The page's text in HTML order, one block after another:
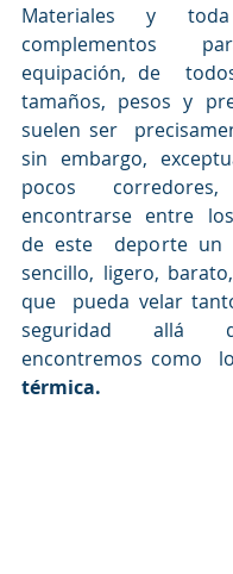
Materiales y
complementos
equipación, de
tamaños, pesos y
suelen ser
sin embargo,
pocos  corredores,
encontrarse entre
de este  deporte un
sencillo, ligero,
que  pueda velar
seguridad allá
encontremos como
térmica.